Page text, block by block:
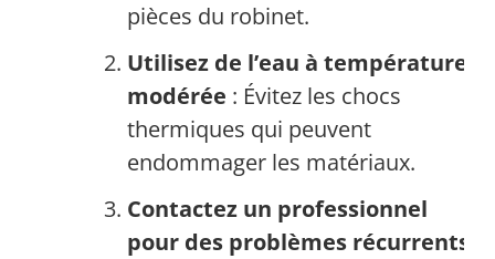
pièces du robinet.
Utilisez de l’eau à température
modérée : Évitez les chocs
thermiques qui peuvent
endommager les matériaux.
Contactez un professionnel
pour des problèmes récurrents